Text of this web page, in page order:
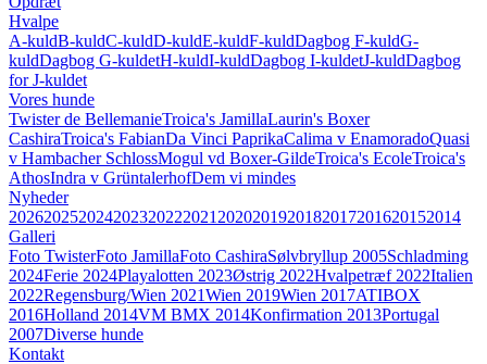
Hvalpe
A-kuldB-kuldC-kuldD-kuldE-kuldF-kuldDagbog F-kuldG-
kuldDagbog G-kuldetH-kuldI-kuldDagbog I-kuldetJ-kuldDagbog
for J-kuldet
Vores hunde
Twister de BellemanieTroica's JamillaLaurin's Boxer
CashiraTroica's FabianDa Vinci PaprikaCalima v EnamoradoQuasi
v Hambacher SchlossMogul vd Boxer-GildeTroica's EcoleTroica's
AthosIndra v GrüntalerhofDem vi mindes
Nyheder
202620252024202320222021 2020201920182017201620152014
Galleri
Foto TwisterFoto JamillaFoto CashiraSølvbryllup 2005Schladming
2024Ferie 2024Playalotten 2023Østrig 2022Hvalpetræf 2022Italien
2022Regensburg/Wien 2021Wien 2019Wien 2017ATIBOX
2016Holland 2014VM BMX 2014Konfirmation 2013Portugal
2007Diverse hunde
Kontakt